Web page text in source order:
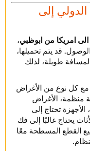
إلى
امريكا من ابوظبي،
قد يتم تحميلها،
لمسافة طويلة، لذلك
كل نوع من الأغراض
منظمة، الأغراض
الأجهزة تحتاج إلى
يحتاج غالبًا إلى فك
القطع المسطحة معًا